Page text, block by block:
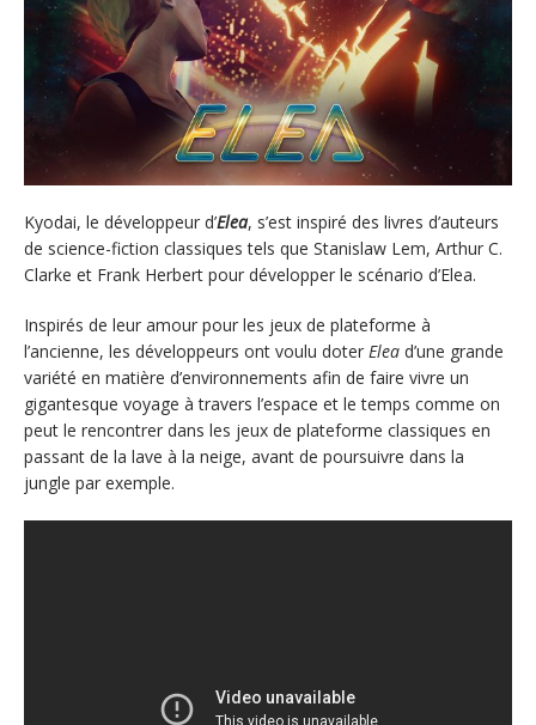
Kyodai, le développeur d’Elea, s’est inspiré des livres d’auteurs
de science-fiction classiques tels que Stanislaw Lem, Arthur C.
Clarke et Frank Herbert pour développer le scénario d’Elea.
Inspirés de leur amour pour les jeux de plateforme à
l’ancienne, les développeurs ont voulu doter Elea d’une grande
variété en matière d’environnements afin de faire vivre un
gigantesque voyage à travers l’espace et le temps comme on
peut le rencontrer dans les jeux de plateforme classiques en
passant de la lave à la neige, avant de poursuivre dans la
jungle par exemple.